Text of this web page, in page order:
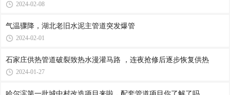
2024-02-08
气温骤降，湖北老旧水泥主管道突发爆管
2024-02-01
石家庄供热管道破裂致热水漫灌马路 ，连夜抢修后逐步恢复供热
2024-01-27